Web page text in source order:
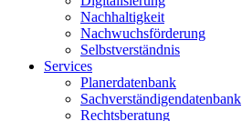
Nachhaltigkeit
Nachwuchsförderung
Selbstverständnis
Services
Planerdatenbank
Sachverständigendatenbank
Rechtsberatung